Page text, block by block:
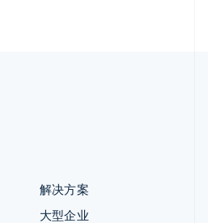
解决方案
大型企业